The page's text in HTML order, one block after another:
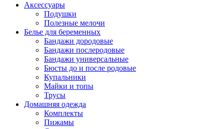
Аксессуары
Подушки
Полезные мелочи
Белье для беременных
Бандажи дородовые
Бандажи послеродовые
Бандажи универсальные
Бюсты до и после родовые
Купальники
Майки и топы
Трусы
Домашняя одежда
Комплекты
Пижамы